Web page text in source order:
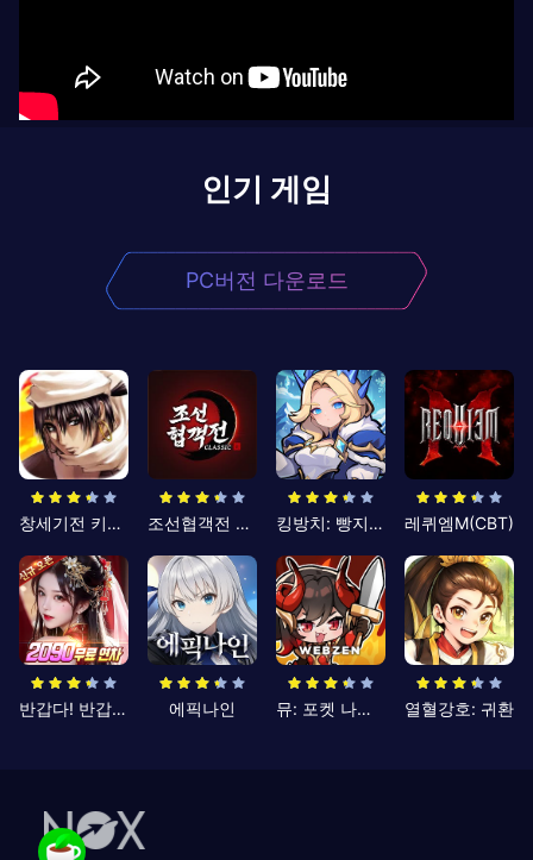
인기 게임
PC버전 다운로드
창세기전 키우기 조선협객전 클래식 킹방치: 빵지의 제왕 레퀴엠M(CBT)
반갑다! 반갑삼국지 에픽나인 뮤: 포켓 나이츠 열혈강호: 귀환